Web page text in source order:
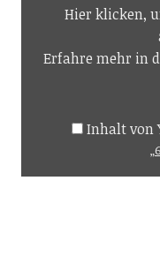
Hier klicken,
Erfahre mehr in
Inhalt von